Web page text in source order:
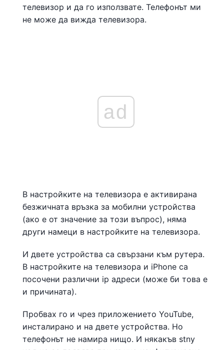
телевизор и да го използвате. Телефонът ми
не може да вижда телевизора.
ad
В настройките на телевизора е активирана
безжичната връзка за мобилни устройства
(ако е от значение за този въпрос), няма
други намеци в настройките на телевизора.
И двете устройства са свързани към рутера.
В настройките на телевизора и iPhone са
посочени различни ip адреси (може би това е
и причината).
Пробвах го и чрез приложението YouTube,
инсталирано и на двете устройства. Но
телефонът не намира нищо. И някакъв stny